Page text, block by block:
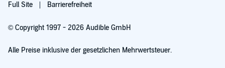
Full Site Barrierefreiheit
© Copyright 1997 - 2026 Audible GmbH
Alle Preise inklusive der gesetzlichen Mehrwertsteuer.